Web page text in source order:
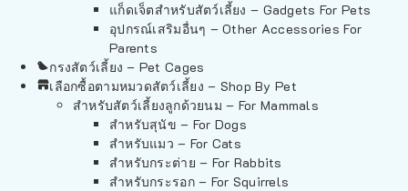
แก็ดเจ็ตสำหรับสัตว์เลี้ยง – Gadgets For Pets
อุปกรณ์เสริมอื่นๆ – Other Accessories For
Parents
กรงสัตว์เลี้ยง – Pet Cages
เลือกซื้อตามหมวดสัตว์เลี้ยง – Shop By Pet
สำหรับสัตว์เลี้ยงลูกด้วยนม – For Mammals
สำหรับสุนัข – For Dogs
สำหรับแมว – For Cats
สำหรับกระต่าย – For Rabbits
สำหรับกระรอก – For Squirrels